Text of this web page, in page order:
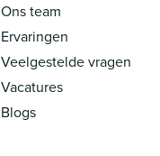
Ons team
Ervaringen
Veelgestelde vragen
Vacatures
Blogs